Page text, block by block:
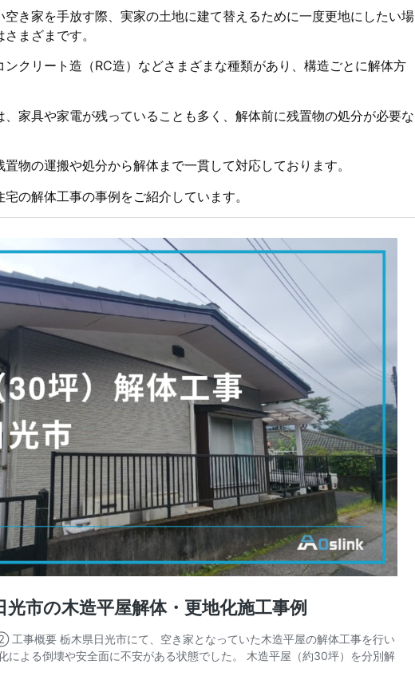
き家を手放す際、実家の土地に建て替えるために一度更地にしたい場
まざまです。
クリート造（RC造）などさまざまな種類があり、構造ごとに解体方
家具や家電が残っていることも多く、解体前に残置物の処分が必要な
物の運搬や処分から解体まで一貫して対応しております。
の解体工事の事例をご紹介しています。